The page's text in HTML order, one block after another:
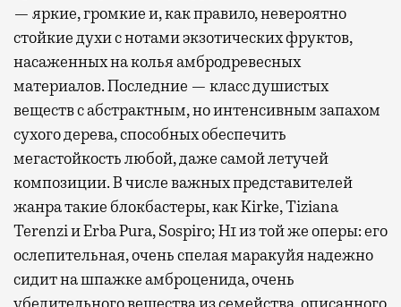
— яркие, громкие и, как правило, невероятно
стойкие духи с нотами экзотических фруктов,
насаженных на колья амбродревесных
материалов. Последние — класс душистых
веществ с абстрактным, но интенсивным запахом
сухого дерева, способных обеспечить
мегастойкость любой, даже самой летучей
композиции. В числе важных представителей
жанра такие блокбастеры, как Kirke, Tiziana
Terenzi и Erba Pura, Sospiro; H1 из той же оперы: его
ослепительная, очень спелая маракуйя надежно
сидит на шпажке амброценида, очень